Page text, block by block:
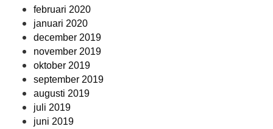
februari 2020
januari 2020
december 2019
november 2019
oktober 2019
september 2019
augusti 2019
juli 2019
juni 2019